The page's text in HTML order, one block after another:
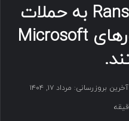
گروه‌های Ransomware به حملات
هدفمند علیه سرورهای Microsoft
آخرین بروزرسانی: مرداد ۱۷, ۱۴۰۴